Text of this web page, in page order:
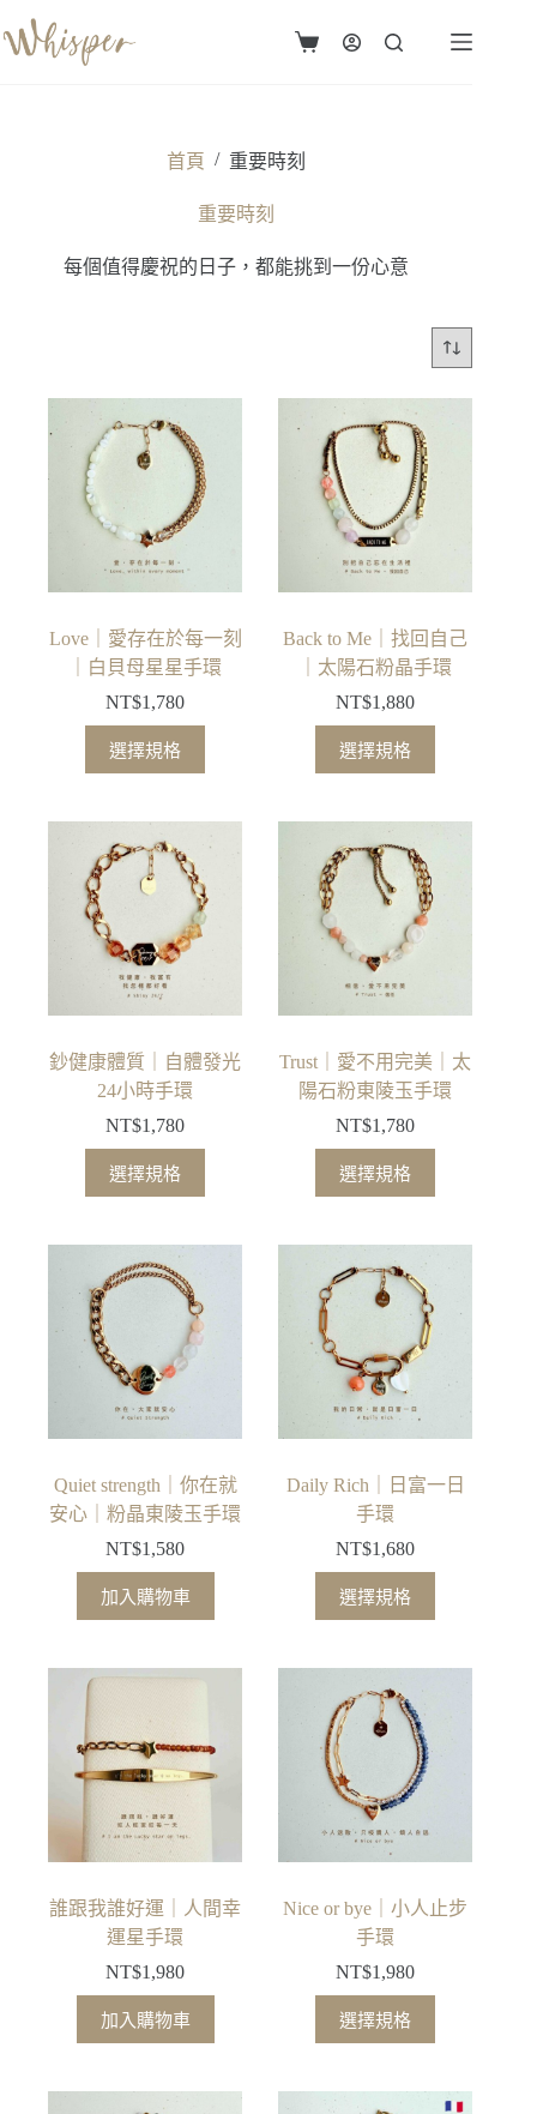
至
購
首頁 / 重要時刻
重要時刻
每個值得慶祝的日子，都能挑到一份心意
Love｜愛存在於每一刻
｜白貝母星星手環
NT$1,780
選擇規格
此
產
有
多
種
式。
可
在
品
頁
面
擇
選
Back to Me｜找回自己
｜太陽石粉晶手環
NT$1,880
選擇規格
此
產
有
多
種
款
式。
可
在
品
頁
面
擇
選
鈔健康體質｜自體發光
24小時手環
NT$1,780
選擇規格
此
產
有
多
式。
可
在
品
頁
面
擇
選
Trust｜愛不用完美｜太
陽石粉東陵玉手環
NT$1,780
選擇規格
此
產
有
多
種
式。
可
在
品
頁
面
擇
選
Quiet strength｜你在就
安心｜粉晶東陵玉手環
NT$1,580
加入購物車
Daily Rich｜日富一日
手環
NT$1,680
選擇規格
此
產
有
多
種
式。
可
在
品
頁
面
擇
選
誰跟我誰好運｜人間幸
運星手環
NT$1,980
加入購物車
Nice or bye｜小人止步
手環
NT$1,980
選擇規格
此
產
有